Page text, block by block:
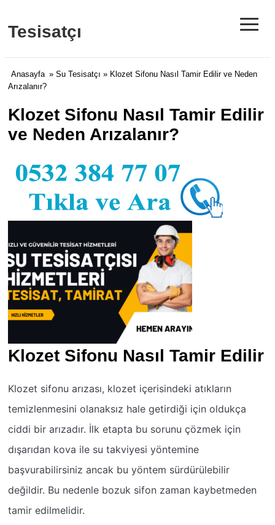
Tesisatçı ≡
Anasayfa » Su Tesisatçı » Klozet Sifonu Nasıl Tamir Edilir ve Neden
Arızalanır?
Klozet Sifonu Nasıl Tamir Edilir
ve Neden Arızalanır?
Klozet Sifonu Nasıl Tamir Edilir
Klozet sifonu arızası, klozet içerisindeki atıkların
temizlenmesini olanaksız hale getirdiği için oldukça
ciddi bir arızadır. İlk etapta bu sorunu çözmek için
dışarıdan kova ile su takviyesi yöntemine
başvurabilirsiniz ancak bu yöntem sürdürülebilir
değildir. Bu nedenle bozuk sifon zaman kaybetmeden
tamir edilmelidir.